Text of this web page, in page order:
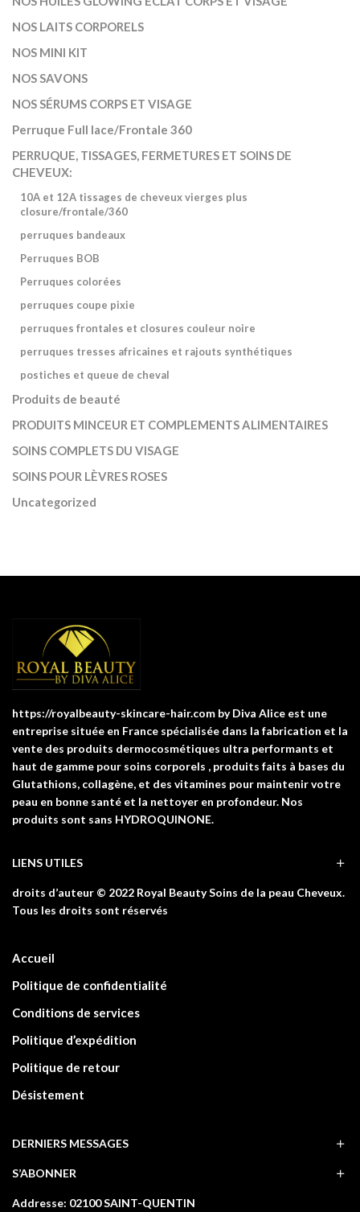
NOS LAITS CORPORELS
NOS MINI KIT
NOS SAVONS
NOS SÉRUMS CORPS ET VISAGE
Perruque Full lace/Frontale 360
PERRUQUE, TISSAGES, FERMETURES ET SOINS DE
CHEVEUX:
10A et 12A tissages de cheveux vierges plus
closure/frontale/360
perruques bandeaux
Perruques BOB
Perruques colorées
perruques coupe pixie
perruques frontales et closures couleur noire
perruques tresses africaines et rajouts synthétiques
postiches et queue de cheval
Produits de beauté
PRODUITS MINCEUR ET COMPLEMENTS ALIMENTAIRES
SOINS COMPLETS DU VISAGE
SOINS POUR LÈVRES ROSES
Uncategorized
https://royalbeauty-skincare-hair.com by Diva Alice est une
entreprise située en France spécialisée dans la fabrication et la
vente des produits dermocosmétiques ultra performants et
haut de gamme pour soins corporels , produits faits à bases du
Glutathions, collagène, et des vitamines pour maintenir votre
peau en bonne santé et la nettoyer en profondeur. Nos
produits sont sans HYDROQUINONE.
LIENS UTILES
droits d’auteur © 2022 Royal Beauty Soins de la peau Cheveux.
Tous les droits sont réservés
Accueil
Politique de confidentialité
Conditions de services
Politique d’expédition
Politique de retour
Désistement
DERNIERS MESSAGES
S’ABONNER
Addresse: 02100 SAINT-QUENTIN